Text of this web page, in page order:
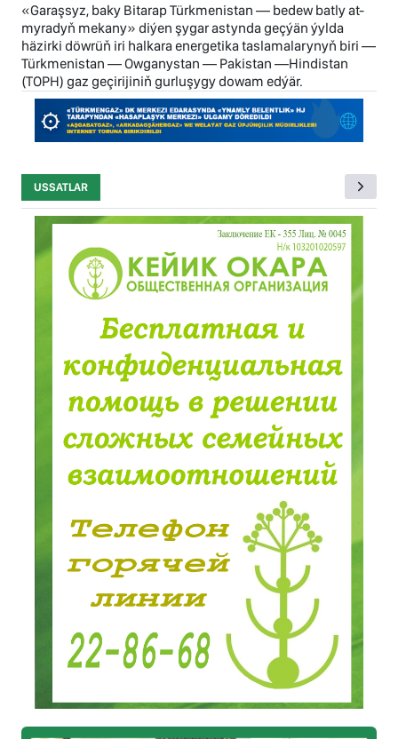
«Garaşsyz, baky Bitarap Türkmenistan — bedew batly at-
myradyň mekany» diýen şygar astynda geçýän ýylda
häzirki döwrüň iri halkara energetika taslamalarynyň biri —
Türkmenistan — Owganystan — Pakistan —Hindistan
(TOPH) gaz geçirijiniň gurluşygy dowam edýär.
USSATLAR